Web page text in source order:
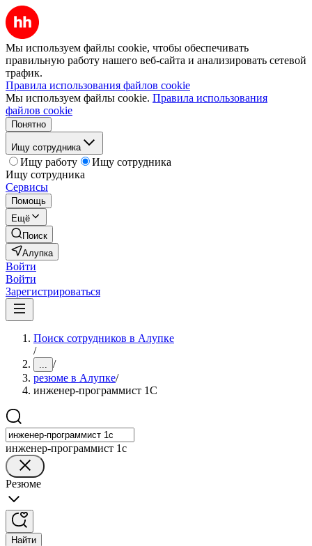
Мы используем файлы cookie, чтобы обеспечивать
правильную работу нашего веб-сайта и анализировать сетевой
трафик.
Правила использования файлов cookie
Мы используем файлы cookie. Правила использования
файлов cookie
Понятно
Ищу сотрудника
Ищу работу
Ищу сотрудника
Ищу сотрудника
Сервисы
Помощь
Ещё
Поиск
Алупка
Войти
Войти
Зарегистрироваться
Поиск сотрудников в Алупке
/
... /
резюме в Алупке/
инженер-программист 1С
инженер-программист 1с
Резюме
Найти